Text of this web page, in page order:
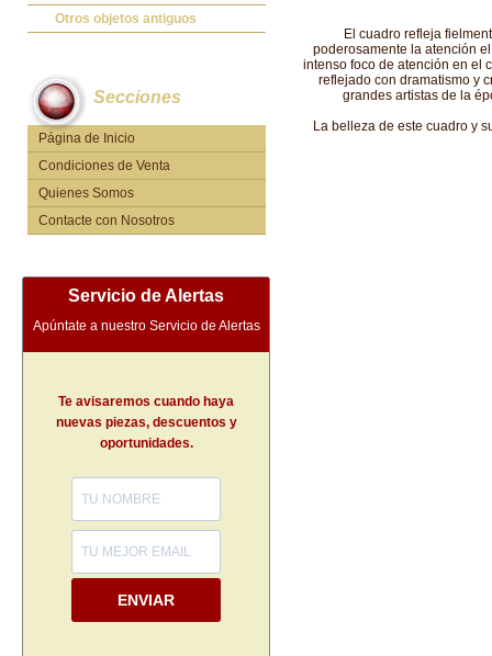
Radios antiguas
Relojes sobremesa antiguos
Relojes de bolsillo antiguos
Relojes de pulsera antiguos
Otros objetos antiguos
Secciones
Página de Inicio
Condiciones de Venta
Quienes Somos
Contacte con Nosotros
Servicio de Alertas
Apúntate a nuestro Servicio de Alertas
Te avisaremos cuando haya
nuevas piezas, descuentos y
oportunidades.
ENVIAR
El cuadro refleja
poderosamente la atención
intenso foco de atención en el
reflejado con dramatismo y
grandes artistas de la
La belleza de este cuadro y